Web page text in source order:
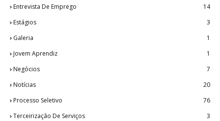
Entrevista De Emprego
14
Estágios
3
Galeria
1
Jovem Aprendiz
1
Negócios
7
Notícias
20
Processo Seletivo
76
Terceirização De Serviços
3